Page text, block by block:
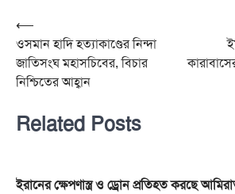
Post
navigation
⟵
ওসমান হাদি হত্যাকাণ্ডের নিন্দা
জাতিসংঘ মহাসচিবের, বিচার
নিশ্চিতের আহ্বান
Related Posts
ইরানের ক্ষেপণাস্ত্র ও ড্রোন প্রতিহত করছে